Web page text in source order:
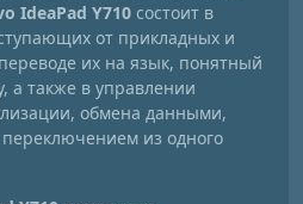
IdeaPad Y710 состоит в
от прикладных и
их на язык, понятный
а также в управлении
обмена данными,
из одного